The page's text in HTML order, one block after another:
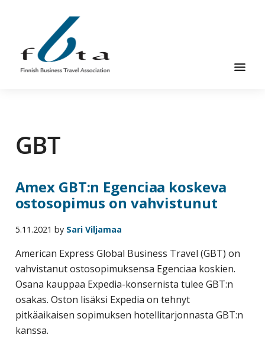
pääsisältöön
alatunnisteeseen
ry
FBTA
FBTA
on
palveluja
ostavien
niitä
elinkeinokseen
tarjoavien
yritysten
järjestö,
jonka
tehtävä
GBT
Amex GBT:n Egenciaa koskeva
ostosopimus on vahvistunut
5.11.2021 by Sari Viljamaa
American Express Global Business Travel (GBT) on
vahvistanut ostosopimuksensa Egenciaa koskien.
Osana kauppaa Expedia-konsernista tulee GBT:n
osakas. Oston lisäksi Expedia on tehnyt
pitkäaikaisen sopimuksen hotellitarjonnasta GBT:n
kanssa.